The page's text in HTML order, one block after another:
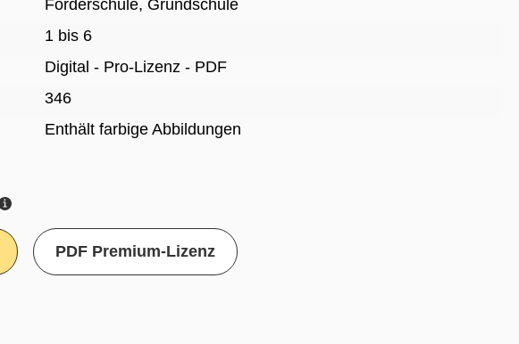
Förderschule, Grundschule
1 bis 6
Digital - Pro-Lizenz - PDF
346
Enthält farbige Abbildungen
PDF Premium-Lizenz